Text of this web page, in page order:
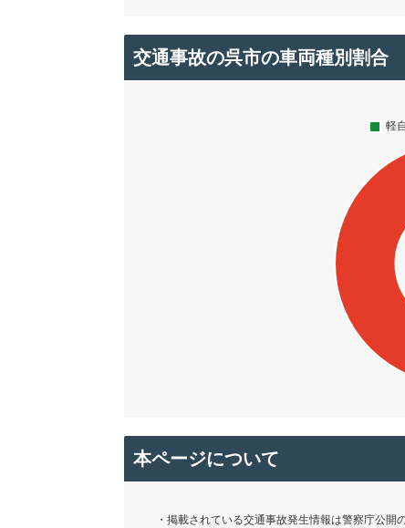
交通事故の呉市の車両種別割合
本ページについて
・掲載されている交通事故発生情報は警察庁公